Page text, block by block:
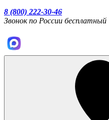
8 (800) 222-30-46
Звонок по России бесплатный